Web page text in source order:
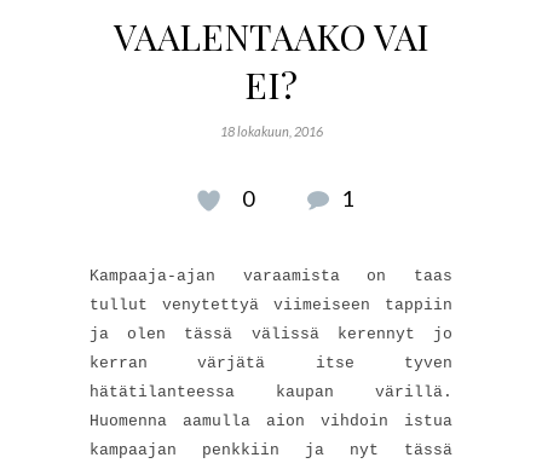
VAALENTAAKO VAI
EI?
18 lokakuun, 2016
0 1
Kampaaja-ajan varaamista on taas
tullut venytettyä viimeiseen tappiin
ja olen tässä välissä kerennyt jo
kerran värjätä itse tyven
hätätilanteessa kaupan värillä.
Huomenna aamulla aion vihdoin istua
kampaajan penkkiin ja nyt tässä